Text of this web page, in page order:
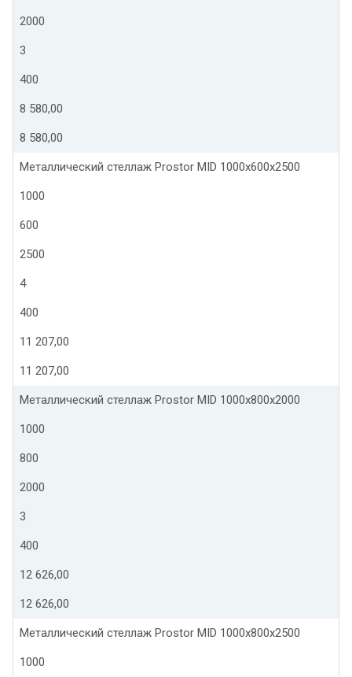
2000
3
400
8 580,00
8 580,00
Металлический стеллаж Prostor MID 1000x600x2500
1000
600
2500
4
400
11 207,00
11 207,00
Металлический стеллаж Prostor MID 1000x800x2000
1000
800
2000
3
400
12 626,00
12 626,00
Металлический стеллаж Prostor MID 1000x800x2500
1000